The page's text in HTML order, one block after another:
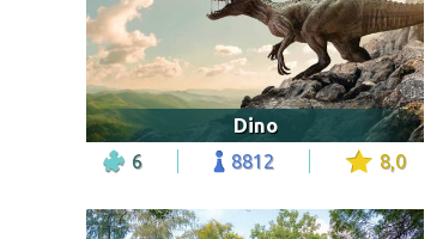
Dino
6 8812 8,0